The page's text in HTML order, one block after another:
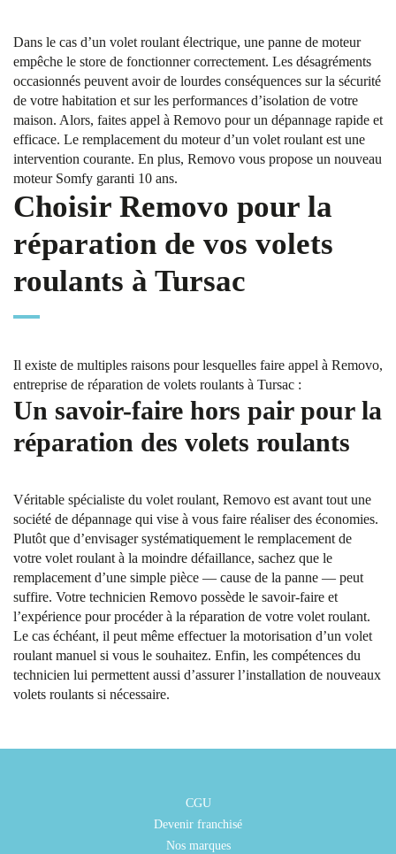
Dans le cas d’un volet roulant électrique, une panne de moteur
empêche le store de fonctionner correctement. Les désagréments
occasionnés peuvent avoir de lourdes conséquences sur la sécurité
de votre habitation et sur les performances d’isolation de votre
maison. Alors, faites appel à Removo pour un dépannage rapide et
efficace. Le remplacement du moteur d’un volet roulant est une
intervention courante. En plus, Removo vous propose un nouveau
moteur Somfy garanti 10 ans.
Choisir Removo pour la
réparation de vos volets
roulants à Tursac
Il existe de multiples raisons pour lesquelles faire appel à Removo,
entreprise de réparation de volets roulants à Tursac :
Un savoir-faire hors pair pour la
réparation des volets roulants
Véritable spécialiste du volet roulant, Removo est avant tout une
société de dépannage qui vise à vous faire réaliser des économies.
Plutôt que d’envisager systématiquement le remplacement de
votre volet roulant à la moindre défaillance, sachez que le
remplacement d’une simple pièce — cause de la panne — peut
suffire. Votre technicien Removo possède le savoir-faire et
l’expérience pour procéder à la réparation de votre volet roulant.
Le cas échéant, il peut même effectuer la motorisation d’un volet
roulant manuel si vous le souhaitez. Enfin, les compétences du
technicien lui permettent aussi d’assurer l’installation de nouveaux
volets roulants si nécessaire.
CGU
Devenir franchisé
Nos marques